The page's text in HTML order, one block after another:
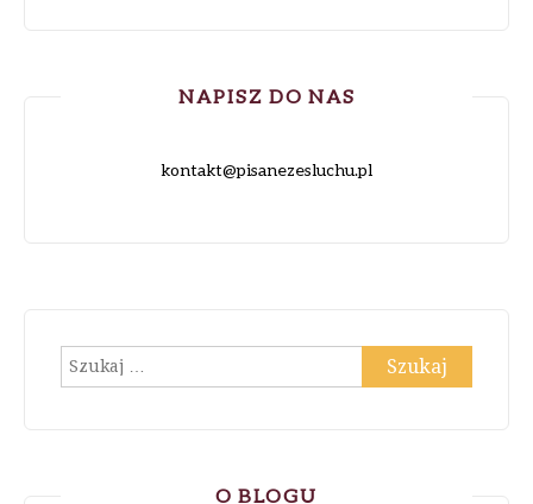
NAPISZ DO NAS
kontakt@pisanezesluchu.pl
Szukaj:
O BLOGU